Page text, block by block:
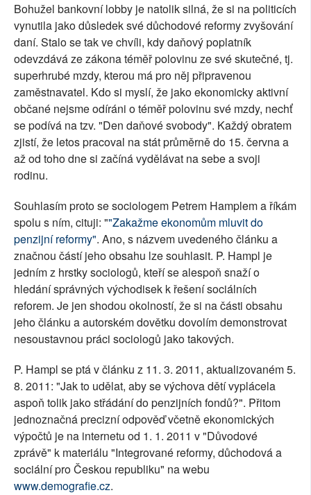
Bohužel bankovní lobby je natolik silná, že si na politicích
vynutila jako důsledek své důchodové reformy zvyšování
daní. Stalo se tak ve chvíli, kdy daňový poplatník
odevzdává ze zákona téměř polovinu ze své skutečné, tj.
superhrubé mzdy, kterou má pro něj připravenou
zaměstnavatel. Kdo si myslí, že jako ekonomicky aktivní
občané nejsme odíráni o téměř polovinu své mzdy, nechť
se podívá na tzv. "Den daňové svobody". Každý obratem
zjistí, že letos pracoval na stát průměrně do 15. června a
až od toho dne si začíná vydělávat na sebe a svoji
rodinu.
Souhlasím proto se sociologem Petrem Hamplem a říkám
spolu s ním, cituji: ""Zakažme ekonomům mluvit do
penzijní reformy". Ano, s názvem uvedeného článku a
značnou částí jeho obsahu lze souhlasit. P. Hampl je
jedním z hrstky sociologů, kteří se alespoň snaží o
hledání správných východisek k řešení sociálních
reforem. Je jen shodou okolností, že si na části obsahu
jeho článku a autorském dovětku dovolím demonstrovat
nesoustavnou práci sociologů jako takových.
P. Hampl se ptá v článku z 11. 3. 2011, aktualizovaném 5.
8. 2011: "Jak to udělat, aby se výchova dětí vyplácela
aspoň tolik jako střádání do penzijních fondů?". Přitom
jednoznačná precizní odpověď včetně ekonomických
výpočtů je na internetu od 1. 1. 2011 v "Důvodové
zprávě" k materiálu "Integrované reformy, důchodová a
sociální pro Českou republiku" na webu
www.demografie.cz.